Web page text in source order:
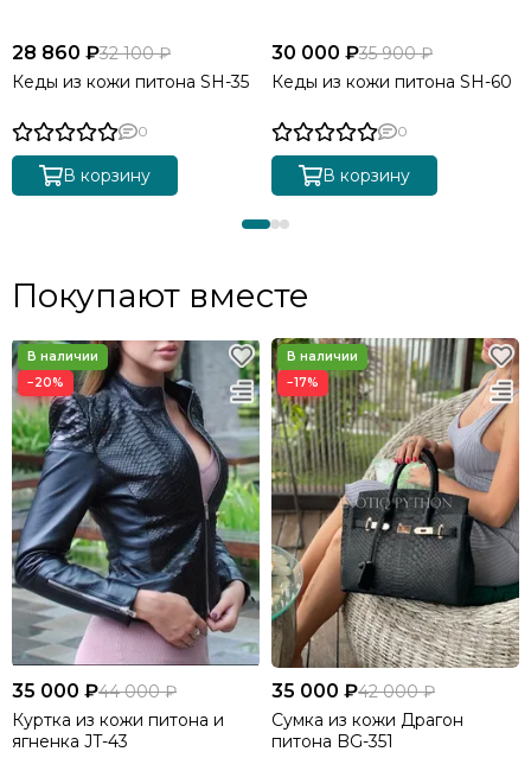
28 860 ₽32 100 ₽
Кеды из кожи питона SH-35
0
В корзину
30 000 ₽35 900 ₽
Кеды из кожи питона SH-60
0
В корзину
Покупают вместе
−20%
35 000 ₽44 000 ₽
Куртка из кожи питона и
ягненка JT-43
−17%
35 000 ₽42 000 ₽
Сумка из кожи Драгон
питона BG-351